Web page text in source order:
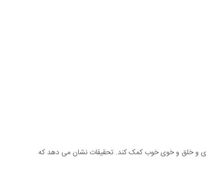
و خلق و خوی خوب کمک کند. تحقیقات نشان می دهد که